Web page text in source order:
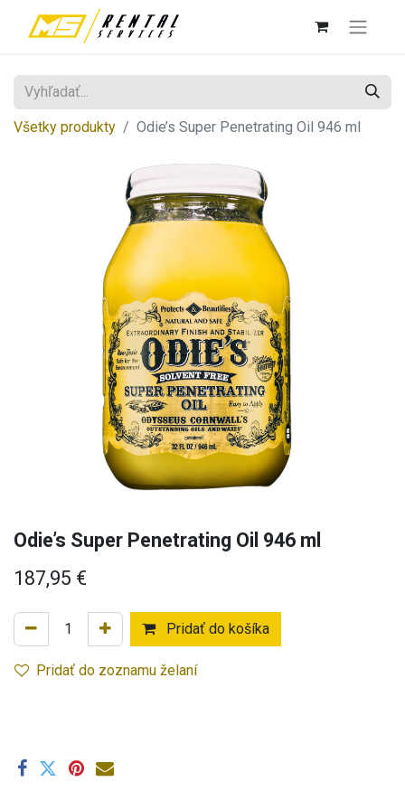
Všetky produkty Odie’s Super Penetrating Oil 946 ml
Odie’s Super Penetrating Oil 946 ml
187,95 €
Pridať do košíka
Pridať do zoznamu želaní